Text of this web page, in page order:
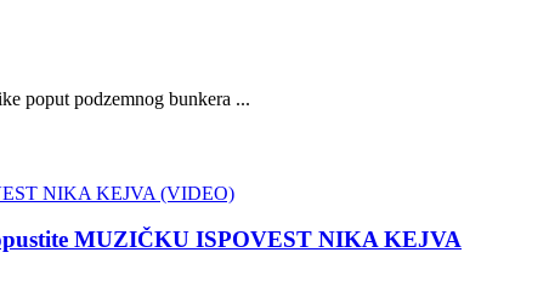
poput podzemnog bunkera ...
MUZIČKU ISPOVEST NIKA KEJVA